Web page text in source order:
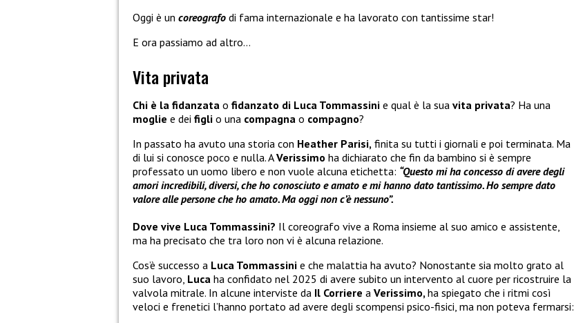
Oggi è un coreografo di fama internazionale e ha lavorato con tantissime star!
E ora passiamo ad altro…
Vita privata
Chi è la fidanzata o fidanzato di Luca Tommassini e qual è la sua vita privata? Ha una
moglie e dei figli o una compagna o compagno?
In passato ha avuto una storia con Heather Parisi, finita su tutti i giornali e poi terminata. Ma
di lui si conosce poco e nulla. AVerissimo ha dichiarato che fin da bambino si è sempre
professato un uomo libero e non vuole alcuna etichetta: “Questo mi ha concesso di avere degli
amori incredibili, diversi, che ho conosciuto e amato e mi hanno dato tantissimo. Ho sempre dato
valore alle persone che ho amato. Ma oggi non c’è nessuno”.
Dove vive Luca Tommassini? Il coreografo vive a Roma insieme al suo amico e assistente,
ma ha precisato che tra loro non vi è alcuna relazione.
Cos’è successo a Luca Tommassini e che malattia ha avuto? Nonostante sia molto grato al
suo lavoro, Luca ha confidato nel 2025 di avere subito un intervento al cuore per ricostruire la
valvola mitrale. In alcune interviste da Il Corriere a Verissimo, ha spiegato che i ritmi così
veloci e frenetici l’hanno portato ad avere degli scompensi psico-fisici, ma non poteva fermarsi: